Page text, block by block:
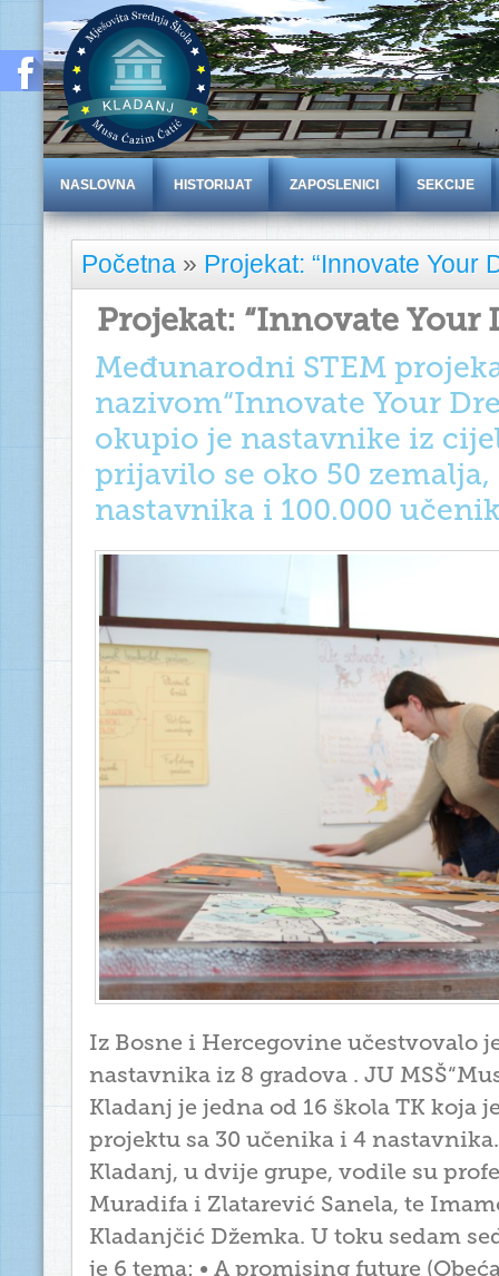
NASLOVNA HISTORIJAT ZAPOSLENICI SEKCIJE
Početna » Projekat: “Innovate Your
Projekat: “Innovate Your
Međunarodni STEM
nazivom“Innovate Your
okupio je nastavnike iz
prijavilo se oko 50 zemalja,
nastavnika i 100.000
Iz Bosne i Hercegovine učestvovalo
nastavnika iz 8 gradova . JU
Kladanj je jedna od 16 škola TK koja
projektu sa 30 učenika i 4
Kladanj, u dvije grupe, vodile su
Muradifa i Zlatarević Sanela, te
Kladanjčić Džemka. U toku sedam
je 6 tema: • A promising future